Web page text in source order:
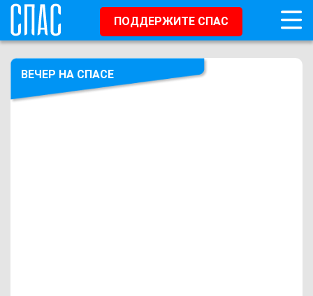
ПОДДЕРЖИТЕ СПАС
ВЕЧЕР НА СПАСЕ